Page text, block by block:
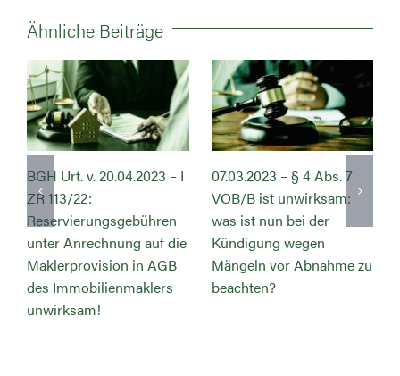
Ähnliche Beiträge
BGH Urt. v. 20.04.2023 – I
ZR 113/22:
Reservierungsgebühren
unter Anrechnung auf die
Maklerprovision in AGB
des Immobilienmaklers
unwirksam!
07.03.2023 – § 4 Abs. 7
VOB/B ist unwirksam:
was ist nun bei der
Kündigung wegen
Mängeln vor Abnahme zu
beachten?